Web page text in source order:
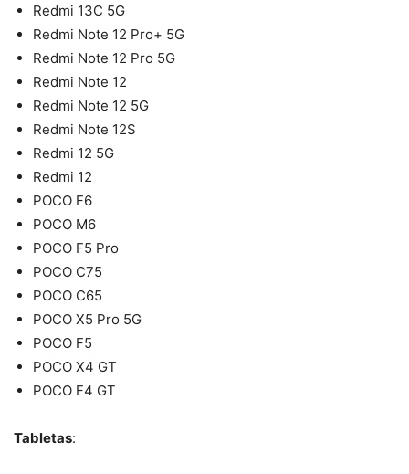
Redmi 13C 5G
Redmi Note 12 Pro+ 5G
Redmi Note 12 Pro 5G
Redmi Note 12
Redmi Note 12 5G
Redmi Note 12S
Redmi 12 5G
Redmi 12
POCO F6
POCO M6
POCO F5 Pro
POCO C75
POCO C65
POCO X5 Pro 5G
POCO F5
POCO X4 GT
POCO F4 GT
Tabletas: